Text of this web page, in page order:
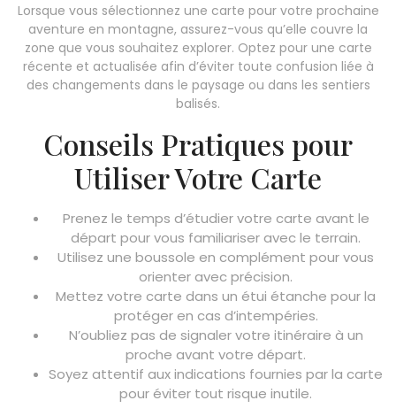
Lorsque vous sélectionnez une carte pour votre prochaine
aventure en montagne, assurez-vous qu’elle couvre la
zone que vous souhaitez explorer. Optez pour une carte
récente et actualisée afin d’éviter toute confusion liée à
des changements dans le paysage ou dans les sentiers
balisés.
Conseils Pratiques pour
Utiliser Votre Carte
Prenez le temps d’étudier votre carte avant le
départ pour vous familiariser avec le terrain.
Utilisez une boussole en complément pour vous
orienter avec précision.
Mettez votre carte dans un étui étanche pour la
protéger en cas d’intempéries.
N’oubliez pas de signaler votre itinéraire à un
proche avant votre départ.
Soyez attentif aux indications fournies par la carte
pour éviter tout risque inutile.